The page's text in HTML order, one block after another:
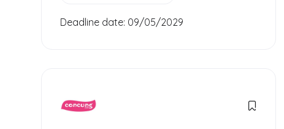
Deadline date: 09/05/2029